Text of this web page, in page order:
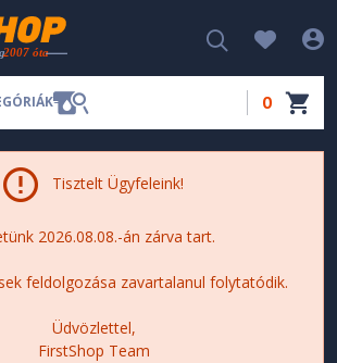
0
Tisztelt Ügyfeleink!
2026.08.08.-án zárva tart.
feldolgozása zavartalanul folytatódik.
Üdvözlettel,
FirstShop Team